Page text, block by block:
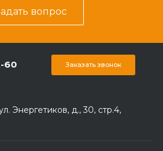
вопрос
60 Заказать звонок
Энергетиков, д., 30, стр.4,